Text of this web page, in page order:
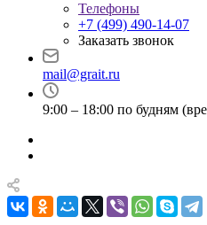
Телефоны
+7 (499) 490-14-07
Заказать звонок
mail@grait.ru
9:00 – 18:00 по будням